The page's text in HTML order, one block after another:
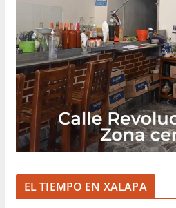
EL TIEMPO EN XALAPA